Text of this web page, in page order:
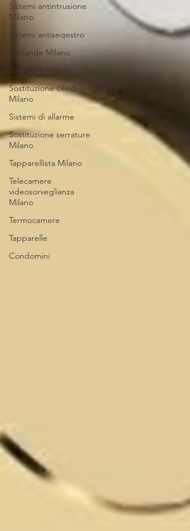
Sistemi antintrusione
Milano
Sistemi antiseqestro
Serrande Milano
Serrature Milano
Sostituzione cilindro
Milano
Sistemi di allarme
Sostituzione serrature
Milano
Tapparellista Milano
Telecamere
videosorveglianza
Milano
Termocamere
Tapparelle
Condomini